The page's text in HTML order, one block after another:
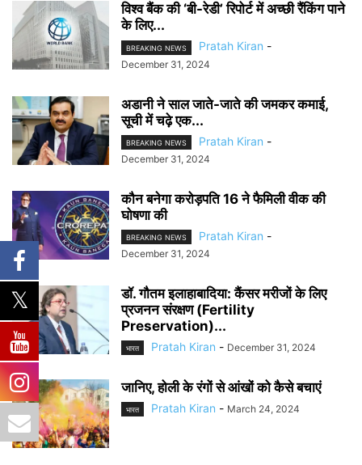
विश्व बैंक की ‘बी-रेडी’ रिपोर्ट में अच्छी रैंकिंग पाने
के लिए...
BREAKING NEWS Pratah Kiran -
December 31, 2024
अडानी ने साल जाते-जाते की जमकर कमाई,
सूची में चढ़े एक...
BREAKING NEWS Pratah Kiran -
December 31, 2024
कौन बनेगा करोड़पति 16 ने फैमिली वीक की
घोषणा की
BREAKING NEWS Pratah Kiran -
December 31, 2024
डॉ. गौतम इलाहाबादिया: कैंसर मरीजों के लिए
प्रजनन संरक्षण (Fertility
Preservation)...
भारत Pratah Kiran - December 31, 2024
जानिए, होली के रंगों से आंखों को कैसे बचाएं
भारत Pratah Kiran - March 24, 2024